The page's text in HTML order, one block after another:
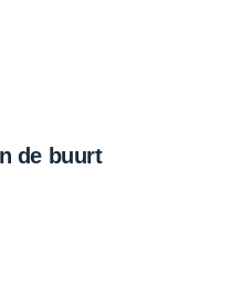
de buurt